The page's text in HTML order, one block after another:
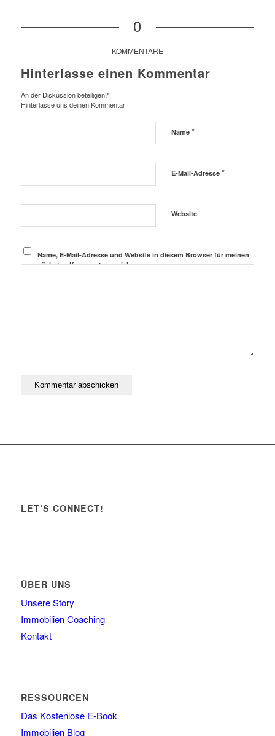
0
KOMMENTARE
Hinterlasse einen Kommentar
An der Diskussion beteiligen?
Hinterlasse uns deinen Kommentar!
Name *
E-Mail-Adresse *
Website
Name, E-Mail-Adresse und Website in diesem Browser für meinen
nächsten Kommentar speichern.
LET’S CONNECT!
ÜBER UNS
Unsere Story
Immobilien Coaching
Kontakt
RESSOURCEN
Das Kostenlose E-Book
Immobilien Blog